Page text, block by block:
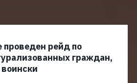
проведен рейд по
граждан,